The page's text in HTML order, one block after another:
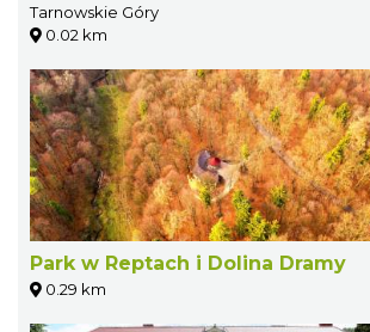
Tarnowskie Góry
0.02 km
Park w Reptach i Dolina Dramy
0.29 km